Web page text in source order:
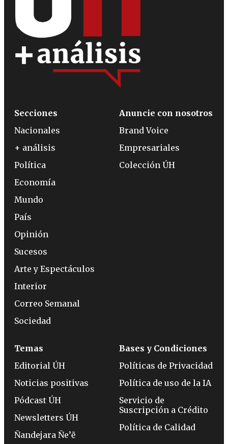
Secciones
Nacionales
+ análisis
Política
Economía
Mundo
País
Opinión
Sucesos
Arte y Espectáculos
Interior
Correo Semanal
Sociedad
Anuncie con nosotros
Brand Voice
Empresariales
Colección ÚH
Temas
Editorial ÚH
Noticias positivas
Pódcast ÚH
Newsletters ÚH
Ñandejara Ñe’ẽ
Bases y Condiciones
Políticas de Privacidad
Política de uso de la IA
Servicio de
Suscripción a Crédito
Política de Calidad